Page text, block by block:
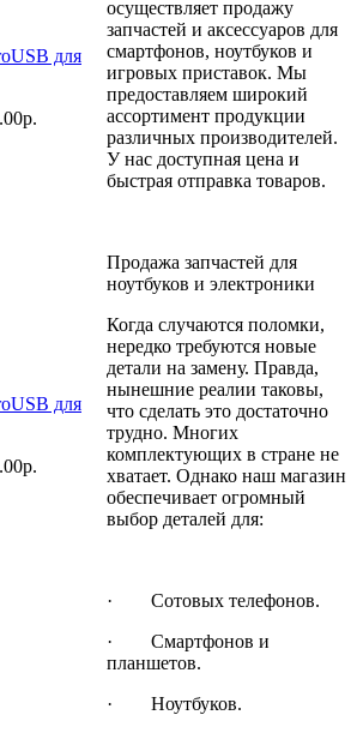
для
р.
для
р.
осуществляет продажу
запчастей и аксессуаров для
смартфонов, ноутбуков и
игровых приставок. Мы
предоставляем широкий
ассортимент продукции
различных производителей.
У нас доступная цена и
быстрая отправка товаров.
Продажа запчастей для
ноутбуков и электроники
Когда случаются поломки,
нередко требуются новые
детали на замену. Правда,
нынешние реалии таковы,
что сделать это достаточно
трудно. Многих
комплектующих в стране не
хватает. Однако наш магазин
обеспечивает огромный
выбор деталей для:
· Сотовых телефонов.
· Смартфонов и
планшетов.
· Ноутбуков.